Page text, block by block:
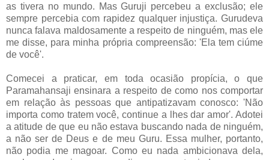
as tivera no mundo. Mas Guruji percebeu a exclusão; ele
sempre percebia com rapidez qualquer injustiça. Gurudeva
nunca falava maldosamente a respeito de ninguém, mas ele
me disse, para minha própria compreensão: 'Ela tem ciúme
de você'.
Comecei a praticar, em toda ocasião propícia, o que
Paramahansaji ensinara a respeito de como nos comportar
em relação às pessoas que antipatizavam conosco: 'Não
importa como tratem você, continue a lhes dar amor'. Adotei
a atitude de que eu não estava buscando nada de ninguém,
a não ser de Deus e de meu Guru. Essa mulher, portanto,
não podia me magoar. Como eu nada ambicionava dela,